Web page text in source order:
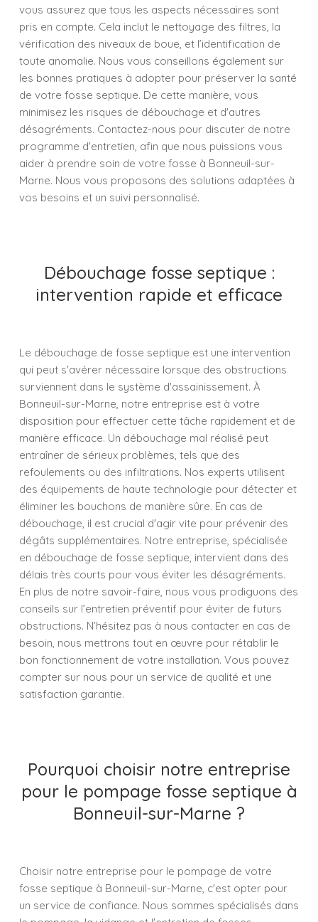
vous assurez que tous les aspects nécessaires sont
pris en compte. Cela inclut le nettoyage des filtres, la
vérification des niveaux de boue, et l’identification de
toute anomalie. Nous vous conseillons également sur
les bonnes pratiques à adopter pour préserver la santé
de votre fosse septique. De cette manière, vous
minimisez les risques de débouchage et d'autres
désagréments. Contactez-nous pour discuter de notre
programme d'entretien, afin que nous puissions vous
aider à prendre soin de votre fosse à Bonneuil-sur-
Marne. Nous vous proposons des solutions adaptées à
vos besoins et un suivi personnalisé.
Débouchage fosse septique :
intervention rapide et efficace
Le débouchage de fosse septique est une intervention
qui peut s'avérer nécessaire lorsque des obstructions
surviennent dans le système d'assainissement. À
Bonneuil-sur-Marne, notre entreprise est à votre
disposition pour effectuer cette tâche rapidement et de
manière efficace. Un débouchage mal réalisé peut
entraîner de sérieux problèmes, tels que des
refoulements ou des infiltrations. Nos experts utilisent
des équipements de haute technologie pour détecter et
éliminer les bouchons de manière sûre. En cas de
débouchage, il est crucial d'agir vite pour prévenir des
dégâts supplémentaires. Notre entreprise, spécialisée
en débouchage de fosse septique, intervient dans des
délais très courts pour vous éviter les désagréments.
En plus de notre savoir-faire, nous vous prodiguons des
conseils sur l’entretien préventif pour éviter de futurs
obstructions. N’hésitez pas à nous contacter en cas de
besoin, nous mettrons tout en œuvre pour rétablir le
bon fonctionnement de votre installation. Vous pouvez
compter sur nous pour un service de qualité et une
satisfaction garantie.
Pourquoi choisir notre entreprise
pour le pompage fosse septique à
Bonneuil-sur-Marne ?
Choisir notre entreprise pour le pompage de votre
fosse septique à Bonneuil-sur-Marne, c'est opter pour
un service de confiance. Nous sommes spécialisés dans